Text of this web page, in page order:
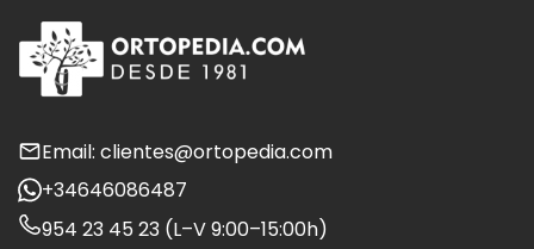
Email: clientes@ortopedia.com
+34646086487
954 23 45 23 (L–V 9:00–15:00h)